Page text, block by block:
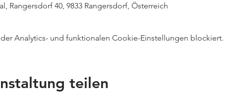
Rangersdorf 40, 9833 Rangersdorf, Österreich
Analytics- und funktionalen Cookie-Einstellungen blockiert.
teilen